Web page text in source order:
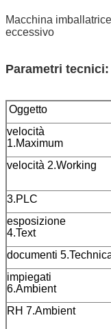
Macchina
eccessivo
Parametri tecnici:
Oggetto
velocità
velocità
3.PLC
esposizione
documenti
impiegati
RH